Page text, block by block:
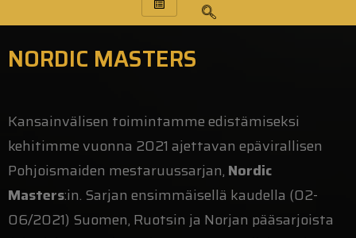
NORDIC MASTERS
Kansainvälisen toimintamme edistämiseksi
kehitimme vuonna 2021 ajettavan epävirallisen
Pohjoismaiden mestaruussarjan, Nordic
Masters:in. Sarjan ensimmäisellä kaudella (02-
06/2021) Suomen, Ruotsin ja Norjan pääsarjoista